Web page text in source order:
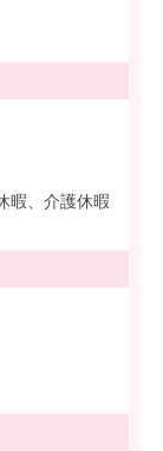
暇、介護休暇